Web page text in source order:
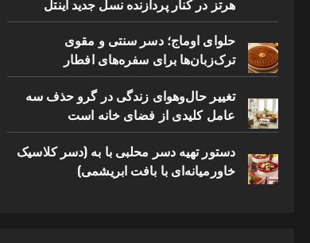
هرتز در کنار پردازنده نسل جدید اینتل
حلوای اوماج؛ دسر سنتی و مقوی
ترک‌زبان‌ها برای سفره‌های افطار
تغییر حال‌وهوای زندگی در گرو حذف سه
عامل کلیدی از فضای خانه است
دستور تهیه دسر محلبی با به (دسر کلاسیک
خاورمیانه‌ای با بافت ابریشمی)